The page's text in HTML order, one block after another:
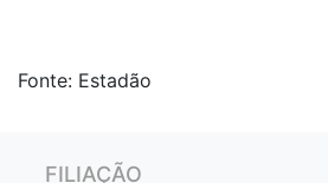
Fonte: Estadão
FILIAÇÃO